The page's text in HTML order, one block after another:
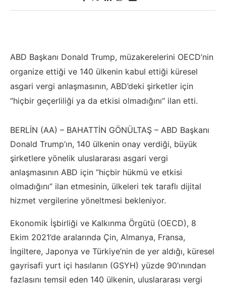
ABD Başkanı Donald Trump, müzakerelerini OECD’nin
organize ettiği ve 140 ülkenin kabul ettiği küresel
asgari vergi anlaşmasının, ABD’deki şirketler için
“hiçbir geçerliliği ya da etkisi olmadığını“ ilan etti.
BERLİN (AA) – BAHATTİN GÖNÜLTAŞ – ABD Başkanı
Donald Trump’ın, 140 ülkenin onay verdiği, büyük
şirketlere yönelik uluslararası asgari vergi
anlaşmasının ABD için “hiçbir hükmü ve etkisi
olmadığını“ ilan etmesinin, ülkeleri tek taraflı dijital
hizmet vergilerine yöneltmesi bekleniyor.
Ekonomik İşbirliği ve Kalkınma Örgütü (OECD), 8
Ekim 2021’de aralarında Çin, Almanya, Fransa,
İngiltere, Japonya ve Türkiye’nin de yer aldığı, küresel
gayrisafi yurt içi hasılanın (GSYH) yüzde 90’ınından
fazlasını temsil eden 140 ülkenin, uluslararası vergi